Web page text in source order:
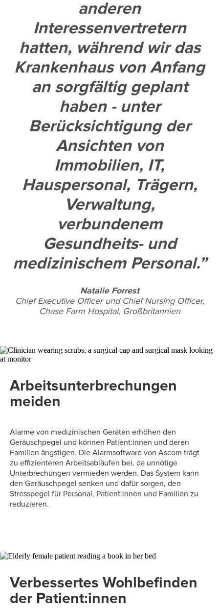
anderen
Interessenvertretern
hatten, während wir das
Krankenhaus von Anfang
an sorgfältig geplant
haben - unter
Berücksichtigung der
Ansichten von
Immobilien, IT,
Hauspersonal, Trägern,
Verwaltung,
verbundenem
Gesundheits- und
medizinischem Personal.
Natalie Forrest
Chief Executive Officer und Chief Nursing Officer,
Chase Farm Hospital, Großbritannien
Arbeitsunterbrechungen
meiden
Alarme von medizinischen Geräten erhöhen den
Geräuschpegel und können Patient:innen und deren
Familien ängstigen. Die Alarmsoftware von Ascom trägt
zu effizienteren Arbeitsabläufen bei, da unnötige
Unterbrechungen vermieden werden. Das System kann
den Geräuschpegel senken und dafür sorgen, den
Stresspegel für Personal, Patient:innen und Familien zu
reduzieren.
Verbessertes Wohlbefinden
der Patient:innen